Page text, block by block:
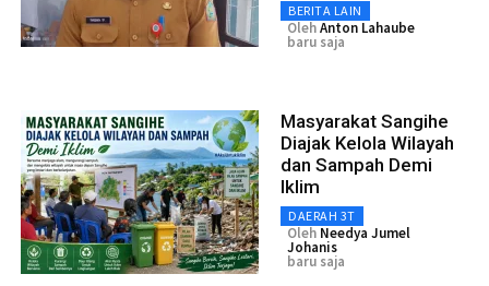
BERITA LAIN
OlehAnton Lahaube
baru saja
Masyarakat Sangihe
Diajak Kelola Wilayah
dan Sampah Demi
Iklim
DAERAH 3T
Oleh Needya Jumel
Johanis
baru saja